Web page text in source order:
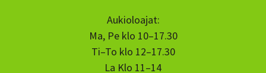
Aukioloajat:
Ma, Pe klo 10–17.30
Ti–To klo 12–17.30
La Klo 11–14